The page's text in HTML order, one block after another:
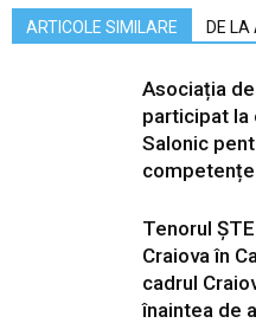
ARTICOLE SIMILARE DE LA
Asociația
participat la
Salonic
Tenorul
Craiova în
cadrul
înaintea de